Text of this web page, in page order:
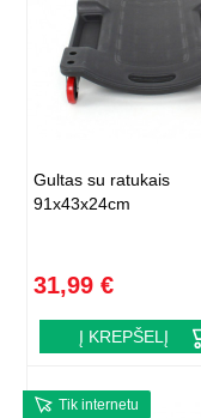
Gultas su ratukais
91x43x24cm
31,99 €
Į KREPŠELĮ
Tik internetu